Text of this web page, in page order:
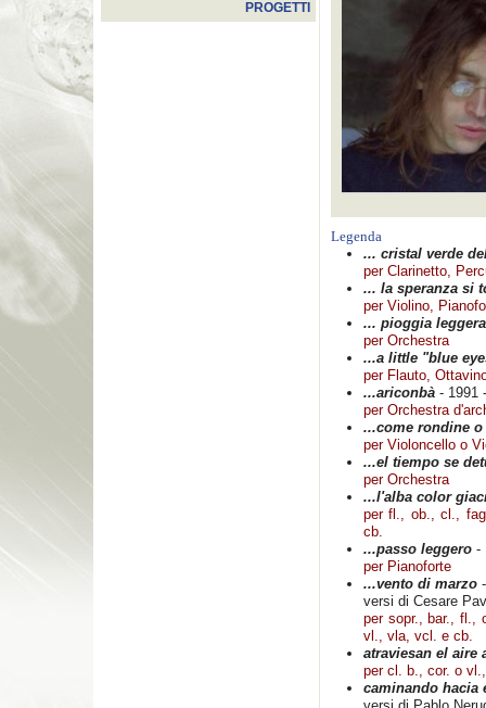
PROGETTI
Legenda
... cristal verde
per Clarinetto,
... la speranza si
per Violino,
... pioggia leggera
per Orchestra
...a little "blue
per Flauto,
...ariconbà - 1991
per Orchestra
...come rondine o
per Violoncello o
...el tiempo se
per Orchestra
...l'alba color
per fl., ob., cl.,
cb.
...passo leggero -
per Pianoforte
...vento di marzo
versi di Cesare
per sopr., bar., fl.,
vl., vla, vcl. e cb.
atraviesan el aire
per cl. b., cor. o
caminando hacia